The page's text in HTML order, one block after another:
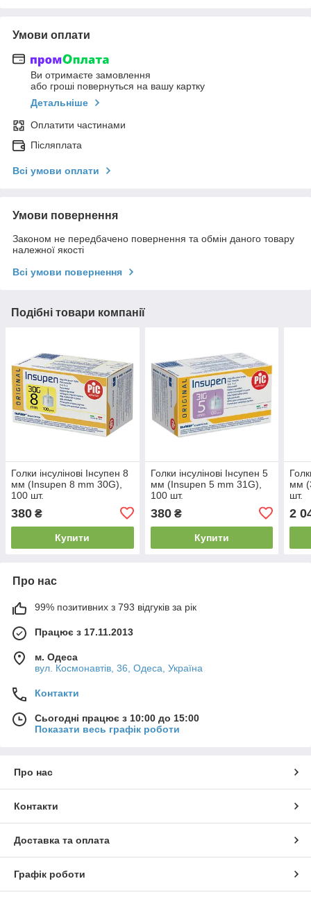
Умови оплати
Ви отримаєте замовлення
або гроші повернуться на вашу картку
Детальніше
Оплатити частинами
Післяплата
Всі умови оплати
Умови повернення
Законом не передбачено повернення та обмін даного товару
належної якості
Всі умови повернення
Подібні товари компанії
Голки інсулінові Інсупен 8
мм (Insupen 8 mm 30G),
100 шт.
380 ₴
Купити
Голки інсулінові Інсупен 5
мм (Insupen 5 mm 31G),
100 шт.
380₴
Купити
мм
шт.
2
Про нас
99% позитивних з 793 відгуків за рік
Працює з 17.11.2013
м. Одеса
вул. Космонавтів, 36, Одеса, Україна
Контакти
Сьогодні працює з 10:00 до 15:00
Показати весь графік роботи
Про нас
Контакти
Доставка та оплата
Графік роботи